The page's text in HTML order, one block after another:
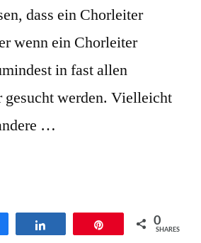
dass ein Chorleiter
wenn ein Chorleiter
in fast allen
gesucht werden. Vielleicht
…
0
SHARES